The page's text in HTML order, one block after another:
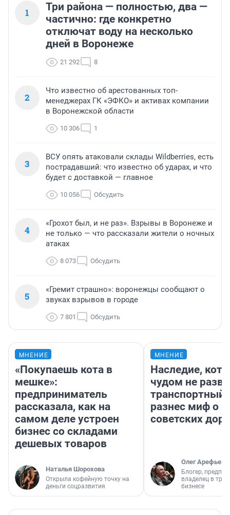
1
Три района — полностью, два —
частично: где конкретно
отключат воду на несколько
дней в Воронеже
21 292 8
2
Что известно об арестованных топ-
менеджерах ГК «ЭФКО» и активах компании
в Воронежской области
10 306 1
3
ВСУ опять атаковали склады Wildberries, есть
пострадавший: что известно об ударах, и что
будет с доставкой — главное
10 056 Обсудить
4
«Грохот был, и не раз». Взрывы в Воронеже и
не только — что рассказали жители о ночных
атаках
8 073 Обсудить
5
«Гремит страшно»: воронежцы сообщают о
звуках взрывов в городе
7 801 Обсудить
МНЕНИЕ
«Покупаешь кота в
мешке»:
предприниматель
рассказала, как на
самом деле устроен
бизнес со складами
дешевых товаров
Наталья Шорохова
Открыла кофейную точку на
деньги соцразвития
МНЕНИЕ
Наследие,
чудом не
транспортный
разнес миф о
советских
Олег Арефьев
Блогер,
владелец в
бизнесе